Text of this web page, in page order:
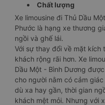
Chất lượng
Xe limousine đi Thủ Dầu
Phước là hạng xe thương
ngồi và ghế lái.
Với sự thay đổi về mặt kích
khách rộng rãi hơn. Xe
Dầu Một - Bình Dương
cho người nằm có cảm
dù xa hay gần, thời gian
khách mệt mỏi. Nhưng với